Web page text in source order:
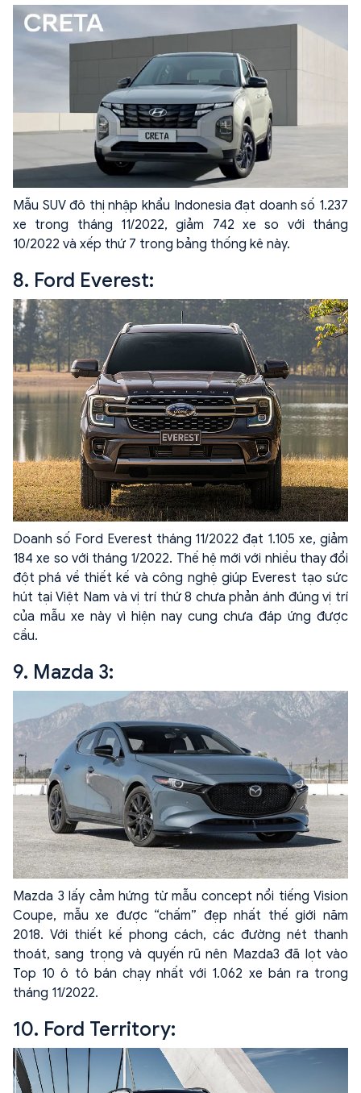
Mẫu SUV đô thị nhập khẩu Indonesia đạt doanh số 1.237
xe trong tháng 11/2022, giảm 742 xe so với tháng
10/2022 và xếp thứ 7 trong bảng thống kê này.
8. Ford Everest:
Doanh số Ford Everest tháng 11/2022 đạt 1.105 xe, giảm
184 xe so với tháng 1/2022. Thế hệ mới với nhiều thay đổi
đột phá về thiết kế và công nghệ giúp Everest tạo sức
hút tại Việt Nam và vị trí thứ 8 chưa phản ánh đúng vị trí
của mẫu xe này vì hiện nay cung chưa đáp ứng được
cầu.
9. Mazda 3:
Mazda 3 lấy cảm hứng từ mẫu concept nổi tiếng Vision
Coupe, mẫu xe được “chấm” đẹp nhất thế giới năm
2018. Với thiết kế phong cách, các đường nét thanh
thoát, sang trọng và quyến rũ nên Mazda3 đã lọt vào
Top 10 ô tô bán chạy nhất với 1.062 xe bán ra trong
tháng 11/2022.
10. Ford Territory: